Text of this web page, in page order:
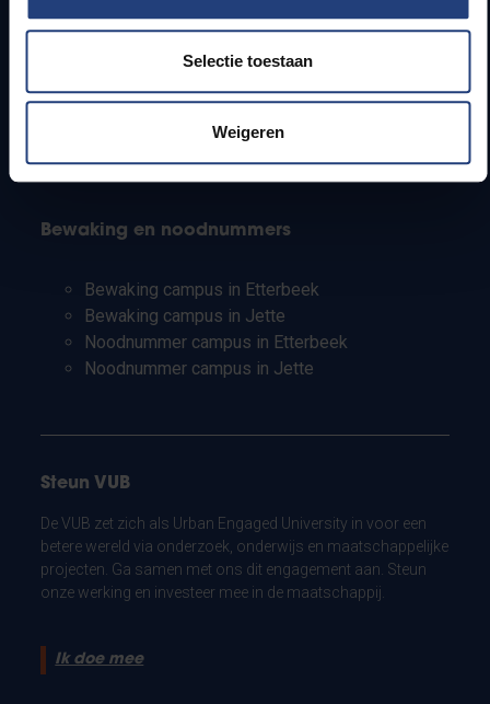
Selectie toestaan
Weigeren
Pers
PhD-studenten
Internationale studenten
Bewaking en noodnummers
Bewaking campus in Etterbeek
Bewaking campus in Jette
Noodnummer campus in Etterbeek
Noodnummer campus in Jette
Steun VUB
De VUB zet zich als Urban Engaged University in voor een
betere wereld via onderzoek, onderwijs en maatschappelijke
projecten. Ga samen met ons dit engagement aan. Steun
onze werking en investeer mee in de maatschappij.
Ik doe mee